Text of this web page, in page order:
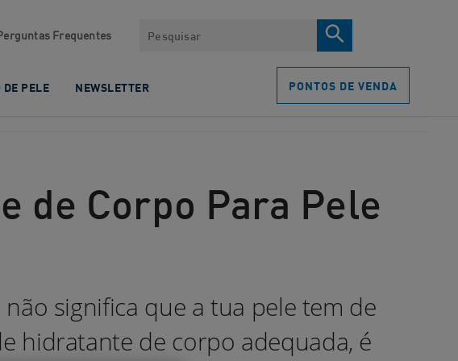
Frequentes Pesquisar
DE PELE NEWSLETTER PONTOS DE VENDA
de Corpo Para Pele
não significa que a tua pele tem de
hidratante de corpo adequada, é